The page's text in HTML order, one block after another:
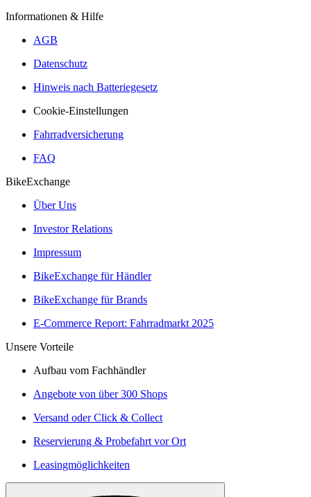
Informationen & Hilfe
AGB
Datenschutz
Hinweis nach Batteriegesetz
Cookie-Einstellungen
Fahrradversicherung
FAQ
BikeExchange
Über Uns
Investor Relations
Impressum
BikeExchange für Händler
BikeExchange für Brands
E-Commerce Report: Fahrradmarkt 2025
Unsere Vorteile
Aufbau vom Fachhändler
Angebote von über 300 Shops
Versand oder Click & Collect
Reservierung & Probefahrt vor Ort
Leasingmöglichkeiten